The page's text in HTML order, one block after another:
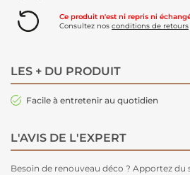
Ce produit n'est ni repris ni
Consultez nos conditions de retours
LES + DU PRODUIT
Facile à entretenir au quotidien
L'AVIS DE L'EXPERT
Besoin de renouveau déco ? Apportez du